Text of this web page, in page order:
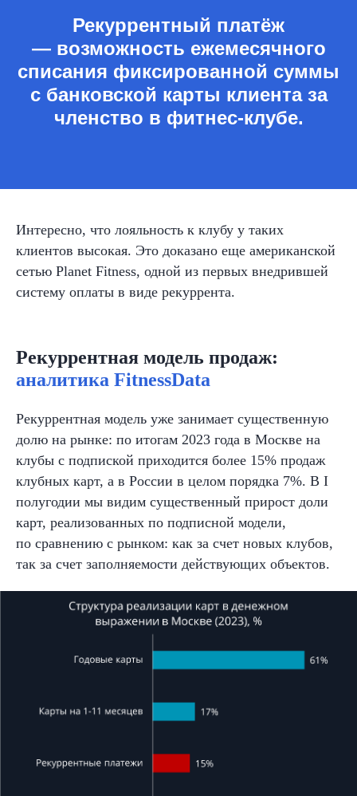
Рекуррентный платёж
— возможность ежемесячного
списания фиксированной суммы
с банковской карты клиента за
членство в фитнес-клубе.
Интересно, что лояльность к клубу у таких
клиентов высокая. Это доказано еще американской
сетью Planet Fitness, одной из первых внедрившей
систему оплаты в виде рекуррента.
Рекуррентная модель продаж:
аналитика FitnessData
Рекуррентная модель уже занимает существенную
долю на рынке: по итогам 2023 года в Москве на
клубы с подпиской приходится более 15% продаж
клубных карт, а в России в целом порядка 7%. В I
полугодии мы видим существенный прирост доли
карт, реализованных по подписной модели,
по сравнению с рынком: как за счет новых клубов,
так за счет заполняемости действующих объектов.